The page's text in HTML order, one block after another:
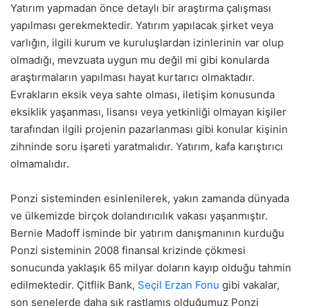
Yatırım yapmadan önce detaylı bir araştırma çalışması
yapılması gerekmektedir. Yatırım yapılacak şirket veya
varlığın, ilgili kurum ve kuruluşlardan izinlerinin var olup
olmadığı, mevzuata uygun mu değil mi gibi konularda
araştırmaların yapılması hayat kurtarıcı olmaktadır.
Evrakların eksik veya sahte olması, iletişim konusunda
eksiklik yaşanması, lisansı veya yetkinliği olmayan kişiler
tarafından ilgili projenin pazarlanması gibi konular kişinin
zihninde soru işareti yaratmalıdır. Yatırım, kafa karıştırıcı
olmamalıdır.
Ponzi sisteminden esinlenilerek, yakın zamanda dünyada
ve ülkemizde birçok dolandırıcılık vakası yaşanmıştır.
Bernie Madoff isminde bir yatırım danışmanının kurduğu
Ponzi sisteminin 2008 finansal krizinde çökmesi
sonucunda yaklaşık 65 milyar doların kayıp olduğu tahmin
edilmektedir. Çitflik Bank, Seçil Erzan Fonu gibi vakalar,
son senelerde daha sık rastlamış olduğumuz Ponzi